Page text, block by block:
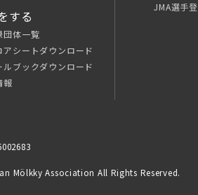
する
団体一覧
アシートダウンロード
ルブックダウンロード
報
JMA選手
Mölkky Association All Rights Reserved.